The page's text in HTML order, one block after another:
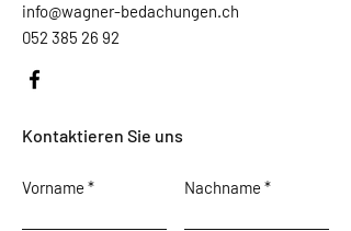
info@wagner-bedachungen.ch
052 385 26 92
Kontaktieren Sie uns
Vorname Nachname